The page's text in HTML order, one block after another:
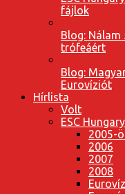
fájlok
Blog:
trófeáért
Blog:
Eurovíziót
Hírlista
Volt
ESC
2005-
2006
2007
2008